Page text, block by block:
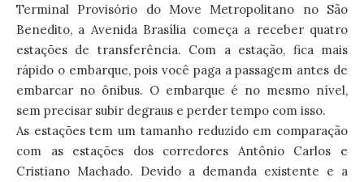
Terminal Provisório do Move Metropolitano no São
Benedito, a Avenida Brasília começa a receber quatro
estações de transferência. Com a estação, fica mais
rápido o embarque, pois você paga a passagem antes de
embarcar no ônibus. O embarque é no mesmo nível,
sem precisar subir degraus e perder tempo com isso.
As estações tem um tamanho reduzido em comparação
com as estações dos corredores Antônio Carlos e
Cristiano Machado. Devido a demanda existente e a